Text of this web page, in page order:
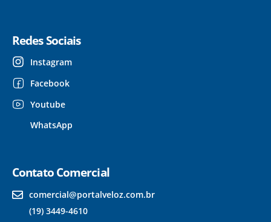
Redes Sociais
Instagram
Facebook
Youtube
WhatsApp
Contato Comercial
comercial@portalveloz.com.br
(19) 3449-4610